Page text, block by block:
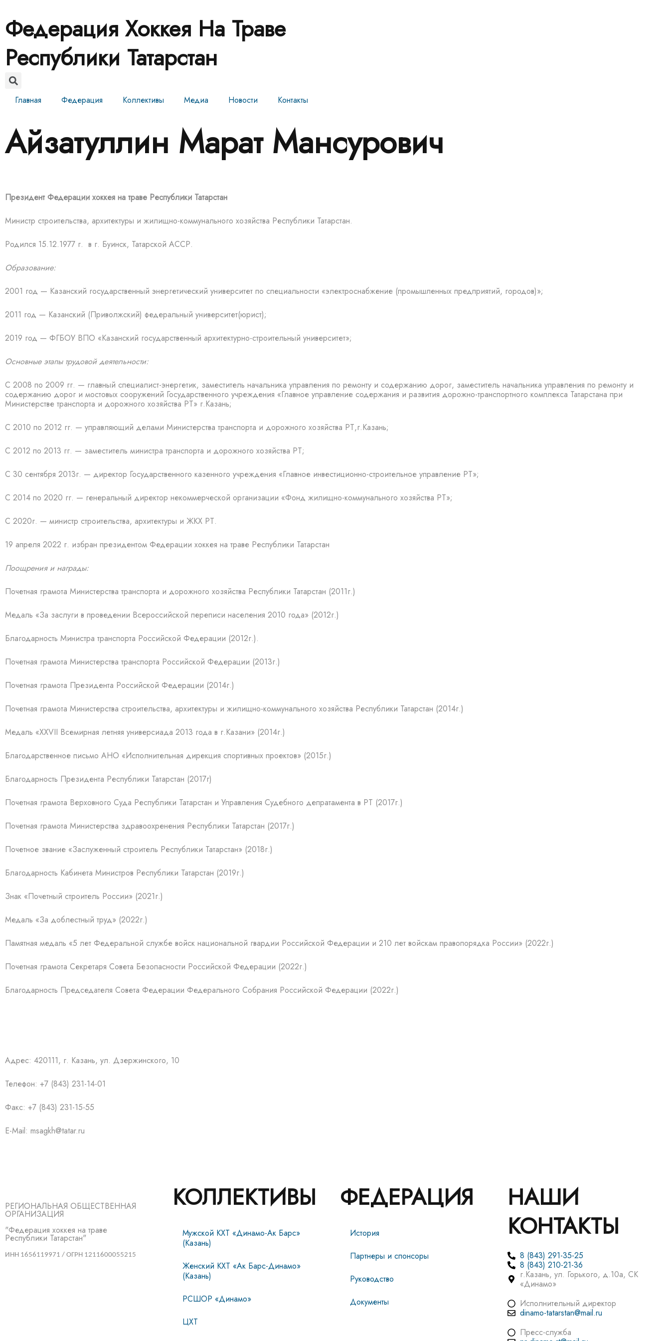
Федерация Хоккея На Траве
Республики Татарстан
Главная Федерация Коллективы Медиа Новости Контакты
Айзатуллин Марат Мансурович
Президент Федерации хоккея на траве Республики Татарстан
Министр строительства, архитектуры и жилищно-коммунального хозяйства Республики Татарстан.
Родился 15.12.1977 г. в г. Буинск, Татарской АССР.
Образование:
2001 год — Казанский государственный энергетический университет по специальности «электроснабжение (промышленных предприятий, городов)»;
2011 год — Казанский (Приволжский) федеральный университет(юрист);
2019 год — ФГБОУ ВПО «Казанский государственный архитектурно-строительный университет»;
Основные этапы трудовой деятельности:
С 2008 по 2009 гг. — главный специалист-энергетик, заместитель начальника управления по ремонту и содержанию дорог, заместитель начальника управления по ремонту и
содержанию дорог и мостовых сооружений Государственного учреждения «Главное управление содержания и развития дорожно-транспортного комплекса Татарстана при
Министерстве транспорта и дорожного хозяйства РТ» г.Казань;
С 2010 по 2012 гг. — управляющий делами Министерства транспорта и дорожного хозяйства РТ,г.Казань;
С 2012 по 2013 гг. — заместитель министра транспорта и дорожного хозяйства РТ;
С 30 сентября 2013г. — директор Государственного казенного учреждения «Главное инвестиционно-строительное управление РТ»;
С 2014 по 2020 гг. — генеральный директор некоммерческой организации «Фонд жилищно-коммунального хозяйства РТ»;
С 2020г. — министр строительства, архитектуры и ЖКХ РТ.
19 апреля 2022 г. избран президентом Федерации хоккея на траве Республики Татарстан
Поощрения и награды:
Почетная грамота Министерства транспорта и дорожного хозяйства Республики Татарстан (2011г.)
Медаль «За заслуги в проведении Всероссийской переписи населения 2010 года» (2012г.)
Благодарность Министра транспорта Российской Федерации (2012г.).
Почетная грамота Министерства транспорта Российской Федерации (2013г.)
Почетная грамота Президента Российской Федерации (2014г.)
Почетная грамота Министерства строительства, архитектуры и жилищно-коммунального хозяйства Республики Татарстан (2014г.)
Медаль «XXVII Всемирная летняя универсиада 2013 года в г.Казани» (2014г.)
Благодарственное письмо АНО «Исполнительная дирекция спортивных проектов» (2015г.)
Благодарность Президента Республики Татарстан (2017г)
Почетная грамота Верховного Суда Республики Татарстан и Управления Судебного депратамента в РТ (2017г.)
Почетная грамота Министерства здравоохренения Республики Татарстан (2017г.)
Почетное звание «Заслуженный строитель Республики Татарстан» (2018г.)
Благодарность Кабинета Министров Республики Татарстан (2019г.)
Знак «Почетный строитель России» (2021г.)
Медаль «За доблестный труд» (2022г.)
Памятная медаль «5 лет Федеральной службе войск национальной гвардии Российской Федерации и 210 лет войскам правопорядка России» (2022г.)
Почетная грамота Секретаря Совета Безопасности Российской Федерации (2022г.)
Благодарность Председателя Совета Федерации Федерального Собрания Российской Федерации (2022г.)
Адрес: 420111, г. Казань, ул. Дзержинского, 10
Телефон: +7 (843) 231-14-01
Факс: +7 (843) 231-15-55
E-Mail: msagkh@tatar.ru
РЕГИОНАЛЬНАЯ ОБЩЕСТВЕННАЯ
ОРГАНИЗАЦИЯ
"Федерация хоккея на траве
Республики Татарстан"
ИНН 1656119971 / ОГРН 1211600055215
КОЛЛЕКТИВЫ
Мужской КХТ «Динамо-Ак Барс»
(Казань)
Женский КХТ «Ак Барс-Динамо»
(Казань)
РСШОР «Динамо»
ЦХТ
ФЕДЕРАЦИЯ
История
Партнеры и спонсоры
Руководство
Документы
НАШИ
КОНТАКТЫ
8 (843) 291-35-25
8 (843) 210-21-36
г.Казань, ул. Горького, д.10а, СК
«Динамо»
Исполнительный директор
dinamo-tatarstan@mail.ru
Пресс-служба